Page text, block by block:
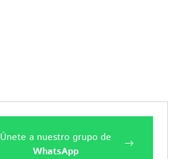
Únete a nuestro grupo de
WhatsApp